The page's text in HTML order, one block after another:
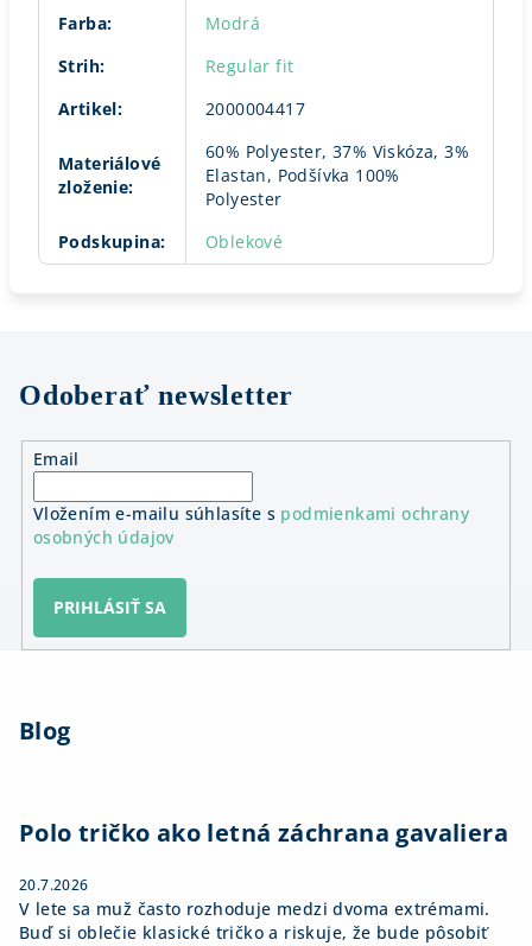
Farba:
Modrá
Strih:
Regular fit
Artikel: 2000004417
Materiálové
zloženie:
60% Polyester, 37% Viskóza, 3%
Elastan, Podšívka 100%
Polyester
Podskupina: Oblekové
Odoberať newsletter
Email
Vložením e-mailu súhlasíte s podmienkami ochrany
osobných údajov
PRIHLÁSIŤ SA
Blog
Polo tričko ako letná záchrana gavaliera
20.7.2026
V lete sa muž často rozhoduje medzi dvoma extrémami.
Buď si oblečie klasické tričko a riskuje, že bude pôsobiť